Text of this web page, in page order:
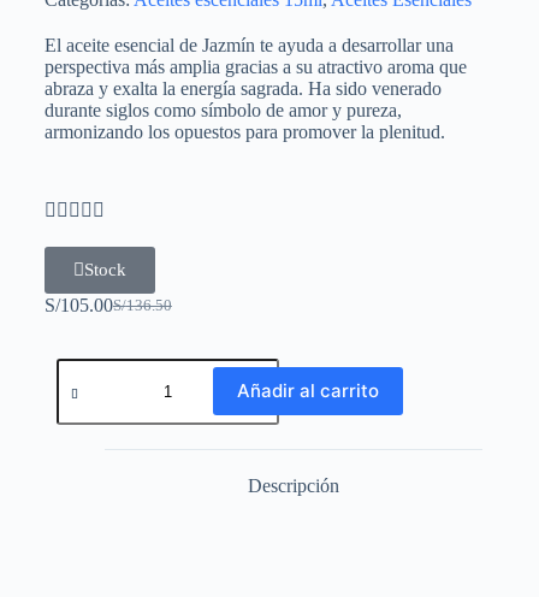
El aceite esencial de Jazmín te ayuda a desarrollar una
perspectiva más amplia gracias a su atractivo aroma que
abraza y exalta la energía sagrada. Ha sido venerado
durante siglos como símbolo de amor y pureza,
armonizando los opuestos para promover la plenitud.
    
Stock
S/136.50
S/105.00
Añadir al carrito
Descripción